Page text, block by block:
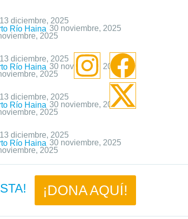
13 diciembre, 2025
Río Haina 30 noviembre, 2025
2025
13 diciembre, 2025
Río Haina 30 noviembre, 2025
2025
13 diciembre, 2025
Río Haina 30 noviembre, 2025
2025
13 diciembre, 2025
Río Haina 30 noviembre, 2025
2025
¡DONA AQUÍ!